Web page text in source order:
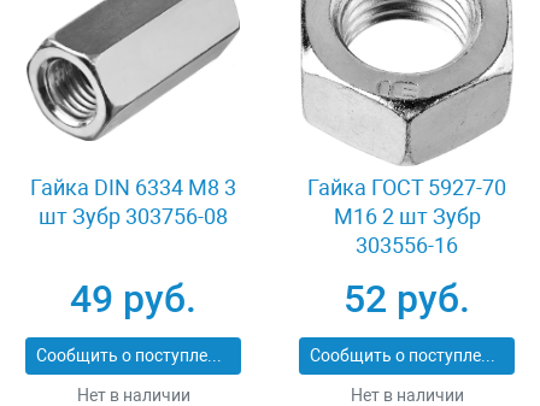
Гайка DIN 6334 M8 3
шт Зубр 303756-08
49 руб.
Сообщить о поступлении
Нет в наличии
Гайка ГОСТ 5927-70
M16 2 шт Зубр
303556-16
52 руб.
Сообщить о поступлении
Нет в наличии